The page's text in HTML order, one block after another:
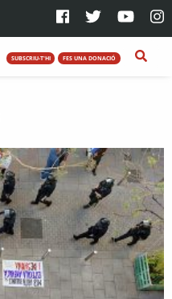
SUBSCRIU-T'HI FES UNA DONACIÓ